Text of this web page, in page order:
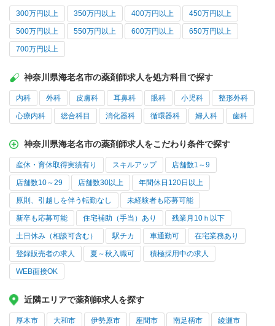
300万円以上 350万円以上 400万円以上 450万円以上
500万円以上 550万円以上 600万円以上 650万円以上
700万円以上
神奈川県海老名市の薬剤師求人を処方科目で探す
内科 外科 皮膚科 耳鼻科 眼科 小児科 整形外科
心療内科 総合科目 消化器科 循環器科 婦人科 歯科
神奈川県海老名市の薬剤師求人をこだわり条件で探す
産休・育休取得実績有り スキルアップ 店舗数1～9
店舗数10～29 店舗数30以上 年間休日120日以上
原則、引越しを伴う転勤なし 未経験者も応募可能
新卒も応募可能 住宅補助（手当）あり 残業月10ｈ以下
土日休み（相談可含む） 駅チカ 車通勤可 在宅業務あり
登録販売者の求人 夏～秋入職可 積極採用中の求人
WEB面接OK
近隣エリアで薬剤師求人を探す
厚木市 大和市 伊勢原市 座間市 南足柄市 綾瀬市